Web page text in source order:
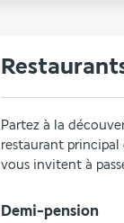
Partez à la
restaurant principal
vous invitent à
Demi-pension